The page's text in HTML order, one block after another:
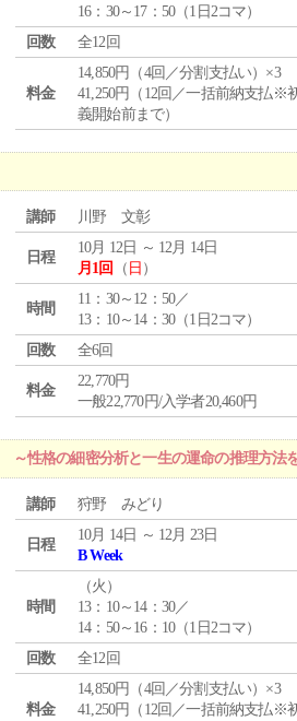
16：30～17：50（1日2コマ）
回数
全12回
料金
14,850円（4回／分割支払い）×3
41,250円（12回／一括前納支払※
義開始前まで）
講師 川野 文彰
日程
10月 12日 ～ 12月 14日
月1回
（ 日 ）
時間
11：30～12：50／
13：10～14：30（1日2コマ）
回数
全6回
料金
22,770円
一般22,770円/入学者20,460円
～性格の細密分析と一生の運命の推理方法
講師 狩野 みどり
日程
10月 14日 ～ 12月 23日
B Week
時間
（火 ）
13：10～14：30／
14：50～16：10（1日2コマ）
回数
全12回
料金
14,850円（4回／分割支払い）×3
41,250円（12回／一括前納支払※